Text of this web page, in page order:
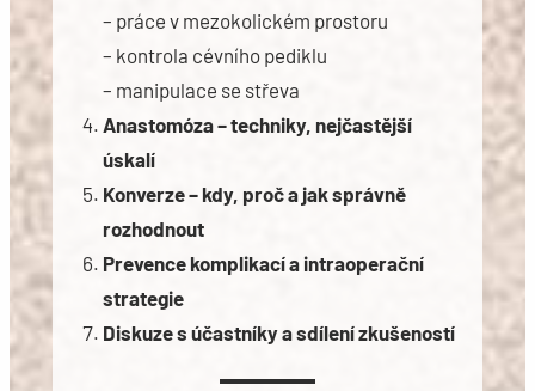
– práce v mezokolickém prostoru
– kontrola cévního pediklu
– manipulace se střeva
Anastomóza – techniky, nejčastější
úskalí
Konverze – kdy, proč a jak správně
rozhodnout
Prevence komplikací a intraoperační
strategie
Diskuze s účastníky a sdílení zkušeností